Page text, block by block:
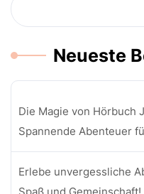
Neueste
Die Magie von Hörbuch
Spannende Abenteuer
Erlebe unvergessliche